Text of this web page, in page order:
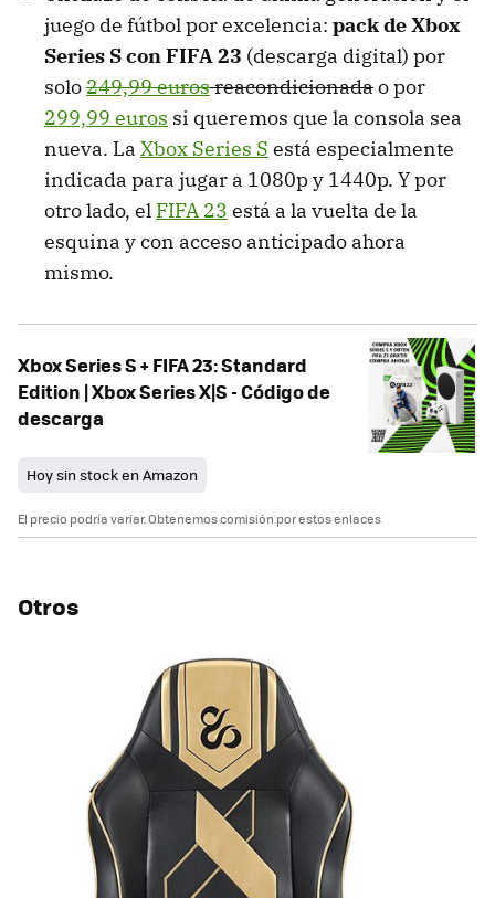
juego de fútbol por excelencia: pack de Xbox
Series S con FIFA 23 (descarga digital) por
solo249,99 eurosreacondicionadao por
299,99 euros si queremos que la consola sea
nueva. La Xbox Series S está especialmente
indicada para jugar a 1080p y 1440p. Y por
otro lado, el FIFA 23 está a la vuelta de la
esquina y con acceso anticipado ahora
mismo.
Xbox Series S + FIFA 23: Standard
Edition | Xbox Series X|S - Código de
descarga
Hoy sin stock en Amazon
El precio podría variar. Obtenemos comisión por estos enlaces
Otros